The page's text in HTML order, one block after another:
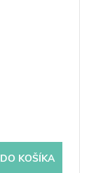
DO KOŠÍKA